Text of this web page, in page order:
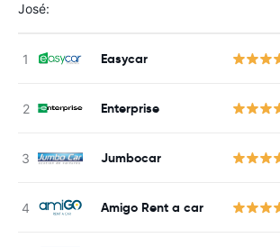
José:
Easycar
Enterprise
Jumbocar
Amigo Rent a car